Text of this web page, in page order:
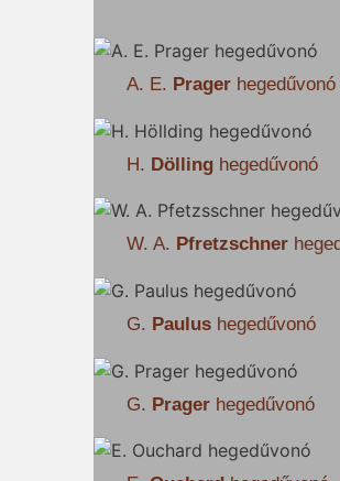
A. E. Prager hegedűvonó
H. Dölling hegedűvonó
W. A. Pfretzschner
G. Paulus hegedűvonó
G. Prager hegedűvonó